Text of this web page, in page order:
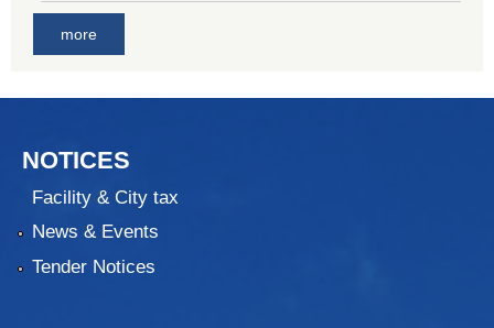
more
NOTICES
Facility & City tax
News & Events
Tender Notices